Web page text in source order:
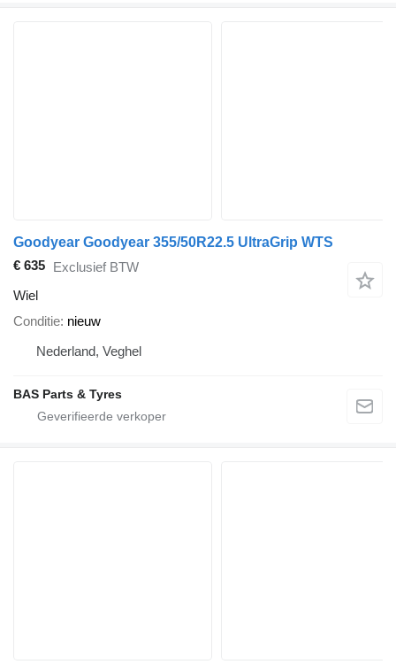
Goodyear Goodyear 355/50R22.5 UltraGrip WTS
€ 635 Exclusief BTW
Wiel
Conditie nieuw
Nederland, Veghel
BAS Parts & Tyres